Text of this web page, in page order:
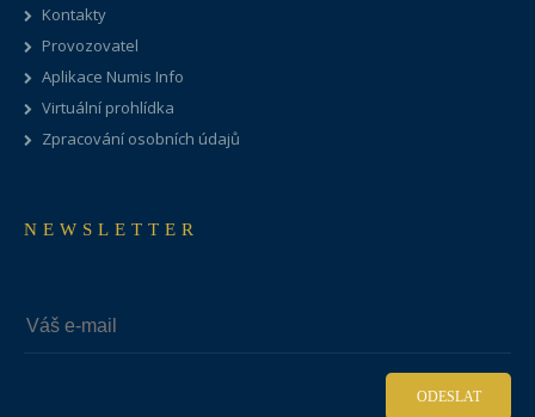
Kontakty
Provozovatel
Aplikace Numis Info
Virtuální prohlídka
Zpracování osobních údajů
NEWSLETTER
ODESLAT